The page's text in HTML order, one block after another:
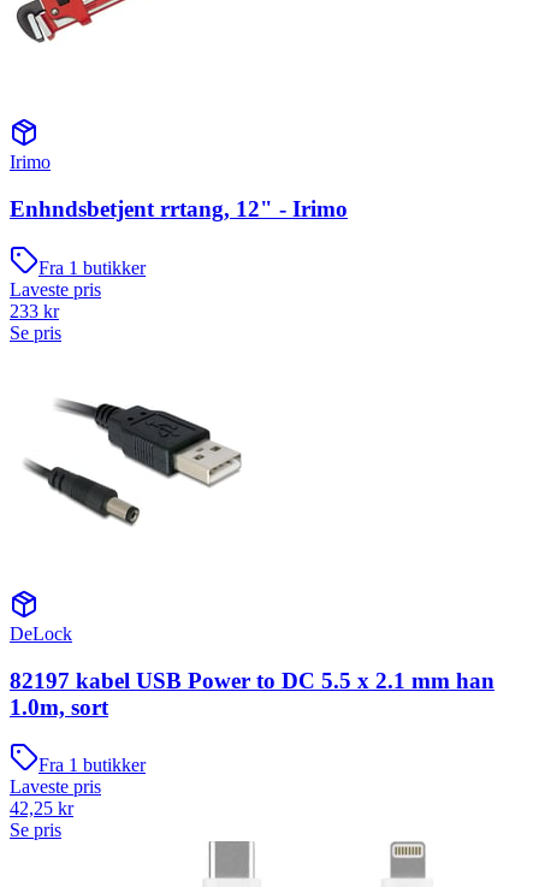
Irimo
Enhndsbetjent rrtang, 12" - Irimo
Fra 1 butikker
Laveste pris
233 kr
Se pris
DeLock
82197 kabel USB Power to DC 5.5 x 2.1 mm han
1.0m, sort
Fra 1 butikker
Laveste pris
42,25 kr
Se pris